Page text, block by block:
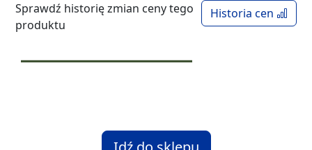
Historia cen
Sprawdź historię zmian ceny tego
produktu